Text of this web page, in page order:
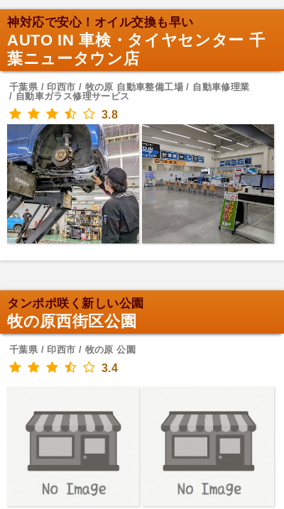
神対応で安心！オイル交換も早い
AUTO IN 車検・タイヤセンター 千
葉ニュータウン店
千葉県 / 印西市 / 牧の原 自動車整備工場 / 自動車修理業
/ 自動車ガラス修理サービス
3.8
タンポポ咲く新しい公園
牧の原西街区公園
千葉県 / 印西市 / 牧の原 公園
3.4